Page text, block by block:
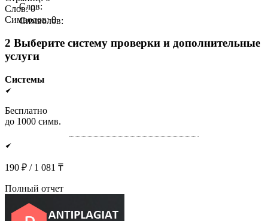
Слов:
Символов:
Слов: 0
Символов: 0
2 Выберите систему проверки и дополнительные
услуги
Системы
Бесплатно
до 1000 симв.
190 ₽ / 1 081 ₸
Полный отчет